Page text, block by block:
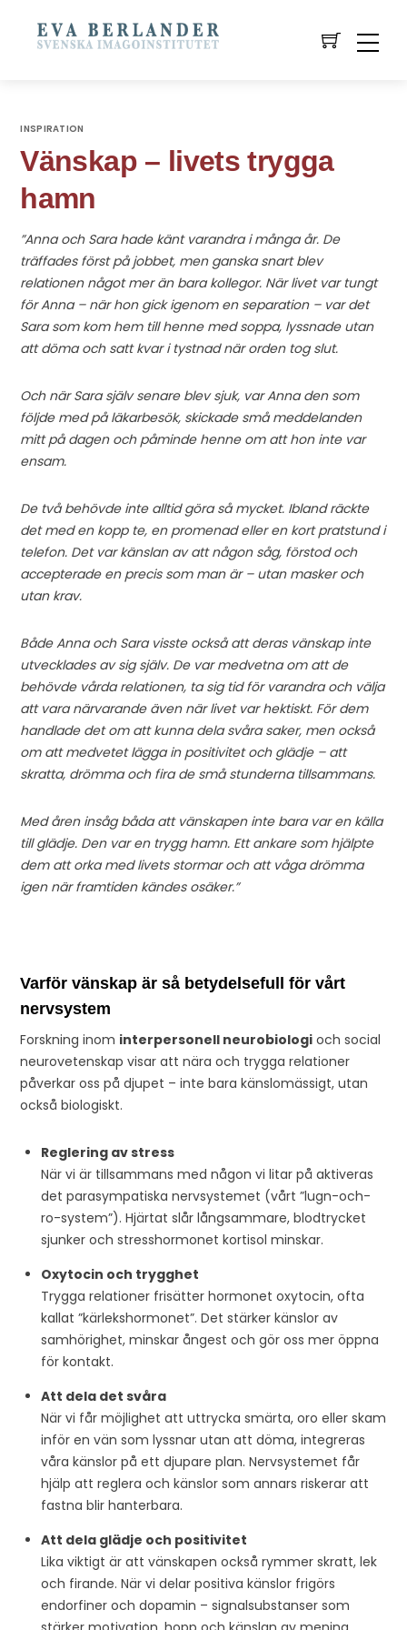
INSPIRATION
Vänskap – livets trygga
hamn
”Anna och Sara hade känt varandra i många år. De
träffades först på jobbet, men ganska snart blev
relationen något mer än bara kollegor. När livet var tungt
för Anna – när hon gick igenom en separation – var det
Sara som kom hem till henne med soppa, lyssnade utan
att döma och satt kvar i tystnad när orden tog slut.
Och när Sara själv senare blev sjuk, var Anna den som
följde med på läkarbesök, skickade små meddelanden
mitt på dagen och påminde henne om att hon inte var
ensam.
De två behövde inte alltid göra så mycket. Ibland räckte
det med en kopp te, en promenad eller en kort pratstund i
telefon. Det var känslan av att någon såg, förstod och
accepterade en precis som man är – utan masker och
utan krav.
Både Anna och Sara visste också att deras vänskap inte
utvecklades av sig själv. De var medvetna om att de
behövde vårda relationen, ta sig tid för varandra och välja
att vara närvarande även när livet var hektiskt. För dem
handlade det om att kunna dela svåra saker, men också
om att medvetet lägga in positivitet och glädje – att
skratta, drömma och fira de små stunderna tillsammans.
Med åren insåg båda att vänskapen inte bara var en källa
till glädje. Den var en trygg hamn. Ett ankare som hjälpte
dem att orka med livets stormar och att våga drömma
igen när framtiden kändes osäker.”
Varför vänskap är så betydelsefull för vårt
nervsystem
Forskning inom interpersonell neurobiologi och social
neurovetenskap visar att nära och trygga relationer
påverkar oss på djupet – inte bara känslomässigt, utan
också biologiskt.
Reglering av stress
När vi är tillsammans med någon vi litar på aktiveras
det parasympatiska nervsystemet (vårt ”lugn-och-
ro-system”). Hjärtat slår långsammare, blodtrycket
sjunker och stresshormonet kortisol minskar.
Oxytocin och trygghet
Trygga relationer frisätter hormonet oxytocin, ofta
kallat ”kärlekshormonet”. Det stärker känslor av
samhörighet, minskar ångest och gör oss mer öppna
för kontakt.
Att dela det svåra
När vi får möjlighet att uttrycka smärta, oro eller skam
inför en vän som lyssnar utan att döma, integreras
våra känslor på ett djupare plan. Nervsystemet får
hjälp att reglera och känslor som annars riskerar att
fastna blir hanterbara.
Att dela glädje och positivitet
Lika viktigt är att vänskapen också rymmer skratt, lek
och firande. När vi delar positiva känslor frigörs
endorfiner och dopamin – signalsubstanser som